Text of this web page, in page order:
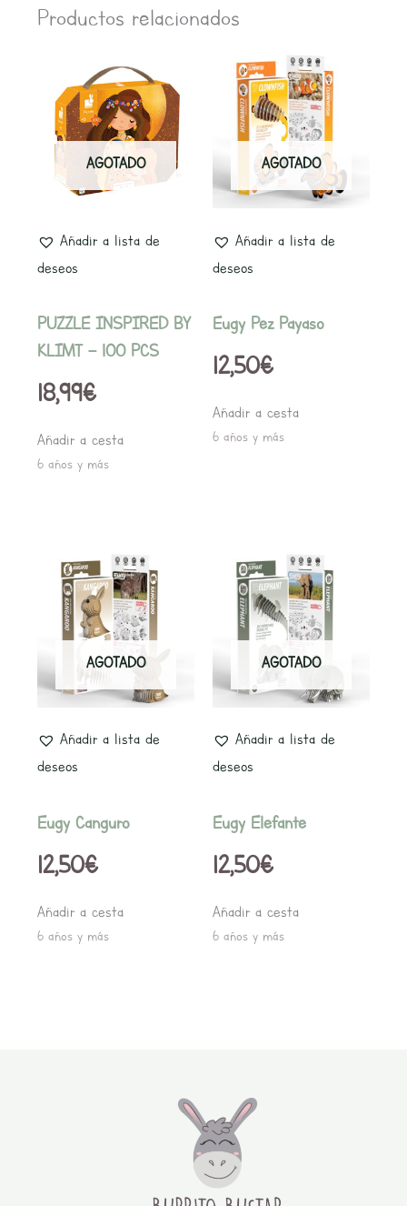
Productos relacionados
AGOTADO
Añadir a lista de
deseos
PUZZLE INSPIRED BY
KLIMT – 100 PCS
18,99€
Añadir a cesta
6 años y más
AGOTADO
Añadir a lista de
deseos
Eugy Pez Payaso
12,50€
Añadir a cesta
6 años y más
AGOTADO
Añadir a lista de
deseos
Eugy Canguro
12,50€
Añadir a cesta
6 años y más
AGOTADO
Añadir a lista de
deseos
Eugy Elefante
12,50€
Añadir a cesta
6 años y más